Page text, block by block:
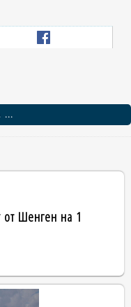
...
от Шенген на 1